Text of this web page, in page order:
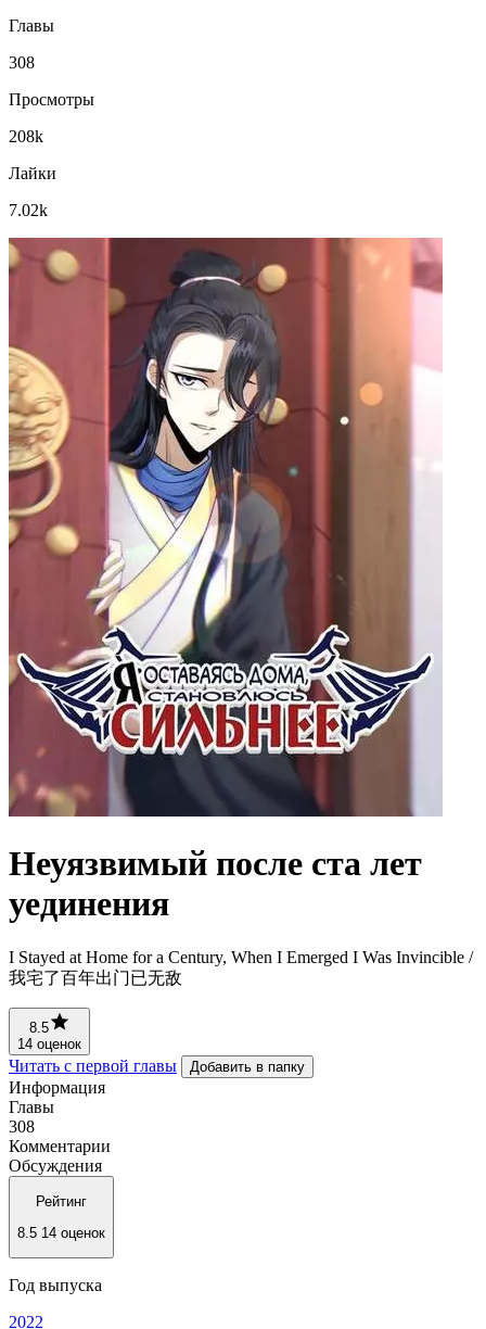
Главы
308
Просмотры
208k
Лайки
7.02k
Неуязвимый после ста лет
уединения
I Stayed at Home for a Century, When I Emerged I Was Invincible /
我宅了百年出门已无敌
8.5
14 оценок
Читать с первой главы Добавить в папку
Информация
Главы
308
Комментарии
Обсуждения
Рейтинг
8.5 14 оценок
Год выпуска
2022